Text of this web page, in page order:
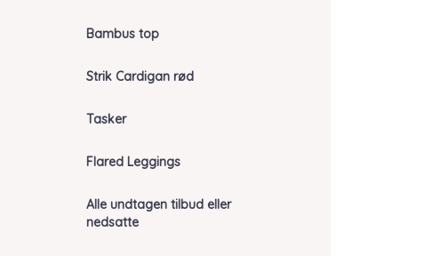
Bambus top
Strik Cardigan rød
Tasker
Flared Leggings
Alle undtagen tilbud eller
nedsatte